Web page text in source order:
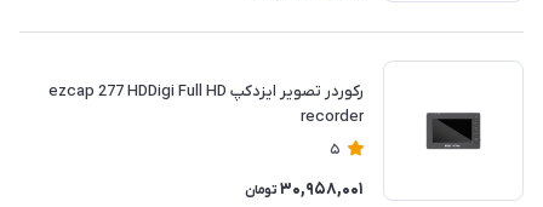
رکوردر تصویر ایزدکپ ezcap 277 HDDigi Full HD
recorder
5
30,958,001 تومان